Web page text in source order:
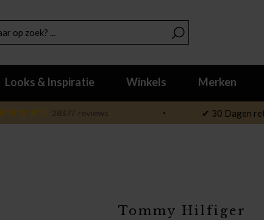
Looks & Inspiratie Winkels Merken
✔ 30 Dagen
Tommy Hilfiger